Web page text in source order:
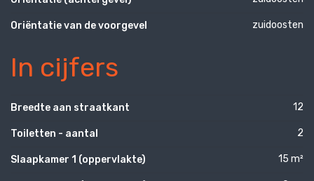
Oriëntatie van de voorgevel zuidoosten
In cijfers
Breedte aan straatkant 12
Toiletten - aantal 2
Slaapkamer 1 (oppervlakte) 15 m²